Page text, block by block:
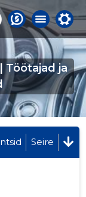
Töötajad ja
Seire